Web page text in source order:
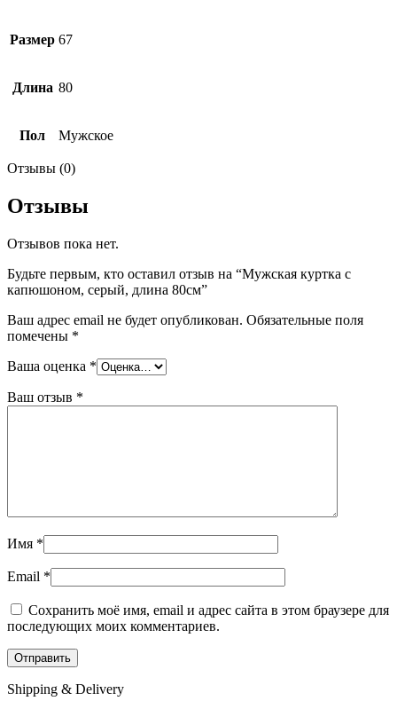
Размер 67
Длина 80
Пол Мужское
Отзывы (0)
Отзывы
Отзывов пока нет.
Будьте первым, кто оставил отзыв на “Мужская куртка с
капюшоном, серый, длина 80см”
Ваш адрес email не будет опубликован. Обязательные поля
помечены *
Ваша оценка *
Ваш отзыв *
Имя *
Email *
Сохранить моё имя, email и адрес сайта в этом браузере для
последующих моих комментариев.
Shipping & Delivery